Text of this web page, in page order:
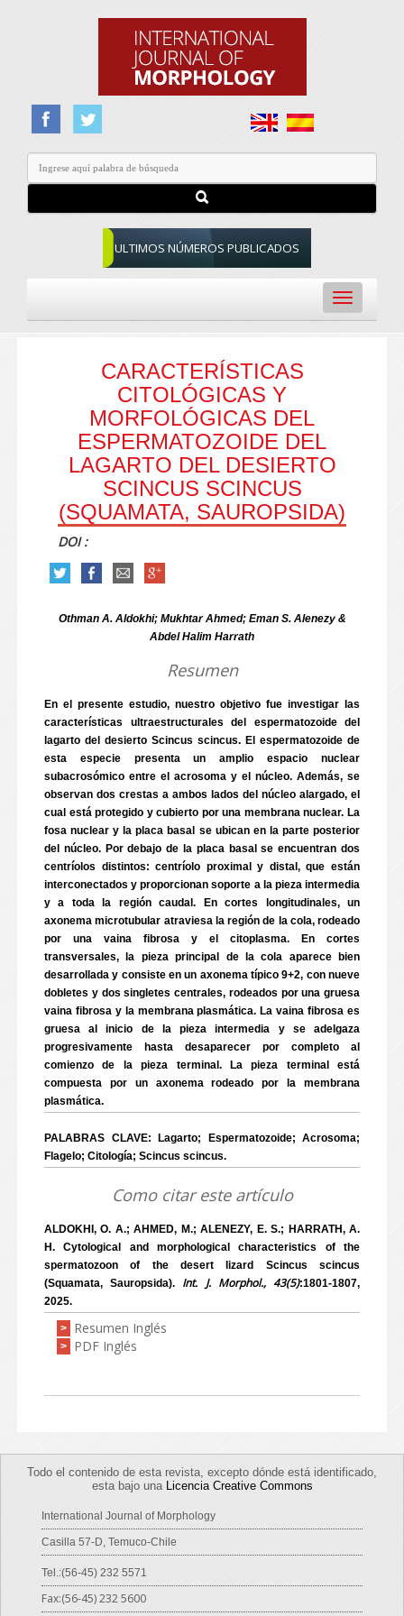
ULTIMOS NÚMEROS PUBLICADOS
Toggle
navigation
CARACTERÍSTICAS
CITOLÓGICAS Y
MORFOLÓGICAS DEL
ESPERMATOZOIDE DEL
LAGARTO DEL DESIERTO
SCINCUS SCINCUS
(SQUAMATA, SAUROPSIDA)
DOI :
Othman A. Aldokhi; Mukhtar Ahmed; Eman S. Alenezy &
Abdel Halim Harrath
Resumen
En el presente estudio, nuestro objetivo fue investigar las
características ultraestructurales del espermatozoide del
lagarto del desierto Scincus scincus. El espermatozoide de
esta especie presenta un amplio espacio nuclear
subacrosómico entre el acrosoma y el núcleo. Además, se
observan dos crestas a ambos lados del núcleo alargado, el
cual está protegido y cubierto por una membrana nuclear. La
fosa nuclear y la placa basal se ubican en la parte posterior
del núcleo. Por debajo de la placa basal se encuentran dos
centríolos distintos: centríolo proximal y distal, que están
interconectados y proporcionan soporte a la pieza intermedia
y a toda la región caudal. En cortes longitudinales, un
axonema microtubular atraviesa la región de la cola, rodeado
por una vaina fibrosa y el citoplasma. En cortes
transversales, la pieza principal de la cola aparece bien
desarrollada y consiste en un axonema típico 9+2, con nueve
dobletes y dos singletes centrales, rodeados por una gruesa
vaina fibrosa y la membrana plasmática. La vaina fibrosa es
gruesa al inicio de la pieza intermedia y se adelgaza
progresivamente hasta desaparecer por completo al
comienzo de la pieza terminal. La pieza terminal está
compuesta por un axonema rodeado por la membrana
plasmática.
PALABRAS CLAVE: Lagarto; Espermatozoide; Acrosoma;
Flagelo; Citología; Scincus scincus.
Como citar este artículo
ALDOKHI, O. A.; AHMED, M.; ALENEZY, E. S.; HARRATH, A.
H. Cytological and morphological characteristics of the
spermatozoon of the desert lizard Scincus scincus
(Squamata, Sauropsida). Int. J. Morphol., 43(5):1801-1807,
2025.
> Resumen Inglés
> PDF Inglés
Todo el contenido de esta revista, excepto dónde está identificado,
esta bajo una Licencia Creative Commons
International Journal of Morphology
Casilla 57-D, Temuco-Chile
Tel.:(56-45) 232 5571
Fax:(56-45) 232 5600